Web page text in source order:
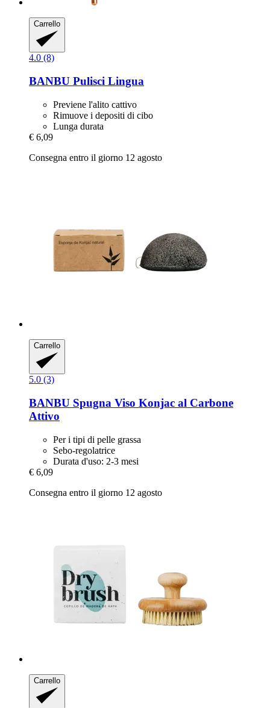
Carrello
4.0 (8)
BANBU Pulisci Lingua
Previene l'alito cattivo
Rimuove i depositi di cibo
Lunga durata
€ 6,09
Consegna entro il giorno 12 agosto
Carrello
5.0 (3)
BANBU Spugna Viso Konjac al Carbone
Attivo
Per i tipi di pelle grassa
Sebo-regolatrice
Durata d'uso: 2-3 mesi
€ 6,09
Consegna entro il giorno 12 agosto
Carrello